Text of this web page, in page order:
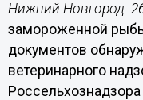
Нижний Новгород.
замороженной
документов
ветеринарного